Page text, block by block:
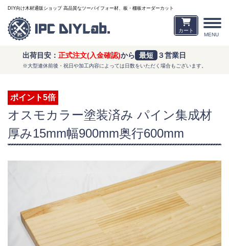
MENU
DIY向け木材通販ショップ 高品質なツーバイフォー材、板・棚板オーダーカット
カート
出荷目安： 正式注文(入金確認)から 最短 ３営業日
※大型連休前後・祝日や加工内容によっては日数をいただく場合もございます。
ポイント5倍
オスモカラー塗装済み パイン集成材
厚み15mm幅900mm奥行600mm